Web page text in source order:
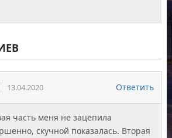
13.04.2020 Ответить
часть меня не зацепила
скучной показалась. Вторая